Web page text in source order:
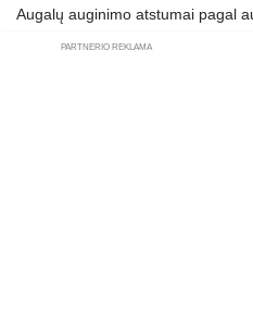
Augalų auginimo atstumai pagal
PARTNERIO REKLAMA